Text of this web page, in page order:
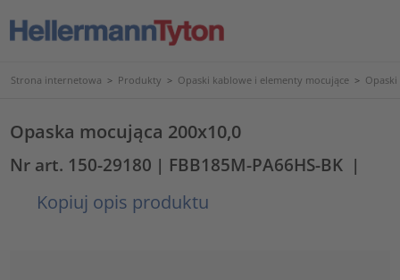
Strona internetowa > Produkty > Opaski kablowe i elementy mocujące >
Opaska mocująca 200x10,0
Nr art. 150-29180 | FBB185M-PA66HS-BK |
Kopiuj opis produktu